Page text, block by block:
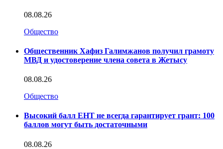
08.08.26
Общество
Общественник Хафиз Галимжанов получил грамоту
МВД и удостоверение члена совета в Жетысу
08.08.26
Общество
Высокий балл ЕНТ не всегда гарантирует грант: 100
баллов могут быть достаточными
08.08.26